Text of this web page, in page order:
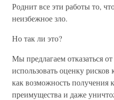
Роднит все эти работы то,
неизбежное зло.
Но так ли это?
Мы предлагаем отказаться от
использовать оценку
как возможность получения
преимущества и даже